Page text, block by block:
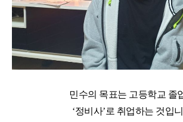
민수의 목표는 고등학교 졸
‘정비사’로 취업하는 것입